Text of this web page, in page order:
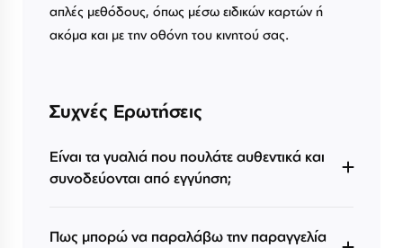
απλές μεθόδους, όπως μέσω ειδικών καρτών ή
ακόμα και με την οθόνη του κινητού σας.
Συχνές Ερωτήσεις
Είναι τα γυαλιά που πουλάτε αυθεντικά και
συνοδεύονται από εγγύηση;
Πως μπορώ να παραλάβω την παραγγελία